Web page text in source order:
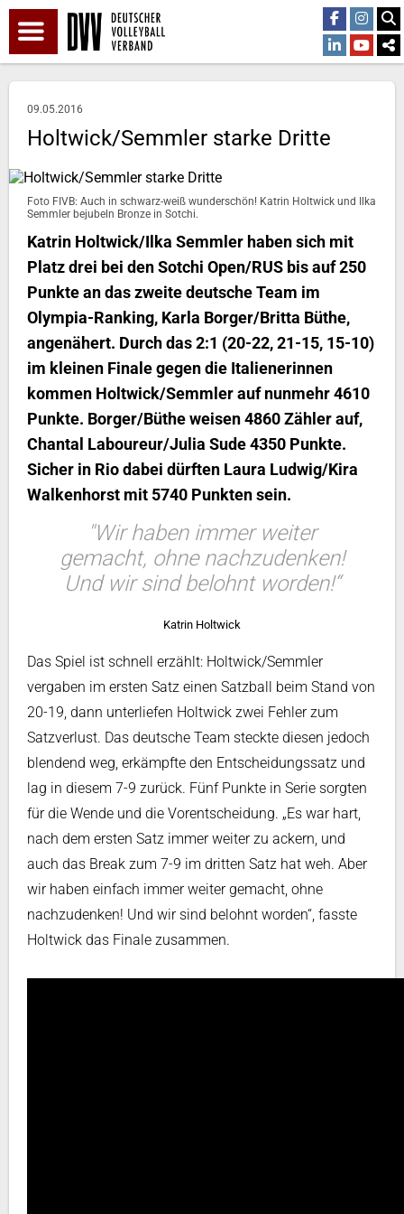
09.05.2016
Holtwick/Semmler starke Dritte
Foto FIVB: Auch in schwarz-weiß wunderschön! Katrin Holtwick und Ilka
Semmler bejubeln Bronze in Sotchi.
Katrin Holtwick/Ilka Semmler haben sich mit
Platz drei bei den Sotchi Open/RUS bis auf 250
Punkte an das zweite deutsche Team im
Olympia-Ranking, Karla Borger/Britta Büthe,
angenähert. Durch das 2:1 (20-22, 21-15, 15-10)
im kleinen Finale gegen die Italienerinnen
kommen Holtwick/Semmler auf nunmehr 4610
Punkte. Borger/Büthe weisen 4860 Zähler auf,
Chantal Laboureur/Julia Sude 4350 Punkte.
Sicher in Rio dabei dürften Laura Ludwig/Kira
Walkenhorst mit 5740 Punkten sein.
"Wir haben immer weiter
gemacht, ohne nachzudenken!
Und wir sind belohnt worden!“
Katrin Holtwick
Das Spiel ist schnell erzählt: Holtwick/Semmler
vergaben im ersten Satz einen Satzball beim Stand von
20-19, dann unterliefen Holtwick zwei Fehler zum
Satzverlust. Das deutsche Team steckte diesen jedoch
blendend weg, erkämpfte den Entscheidungssatz und
lag in diesem 7-9 zurück. Fünf Punkte in Serie sorgten
für die Wende und die Vorentscheidung. „Es war hart,
nach dem ersten Satz immer weiter zu ackern, und
auch das Break zum 7-9 im dritten Satz hat weh. Aber
wir haben einfach immer weiter gemacht, ohne
nachzudenken! Und wir sind belohnt worden“, fasste
Holtwick das Finale zusammen.